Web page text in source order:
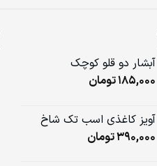
آبشار دو قلو کوچک
185,000تومان
آویز کاغذی اسب تک شاخ
390,000تومان